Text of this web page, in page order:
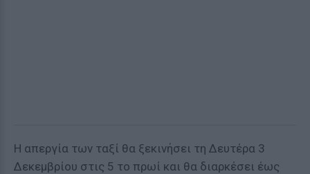
Η απεργία των ταξί θα ξεκινήσει τη Δευτέρα 3
Δεκεμβρίου στις 5 το πρωί και θα διαρκέσει έως